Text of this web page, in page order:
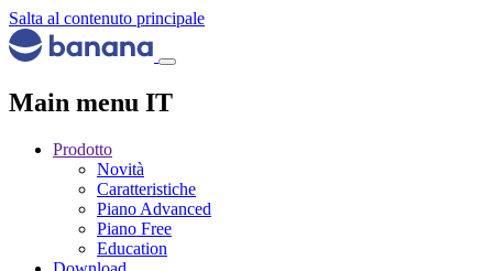
Salta al contenuto principale
Main menu IT
Prodotto
Novità
Caratteristiche
Piano Advanced
Piano Free
Education